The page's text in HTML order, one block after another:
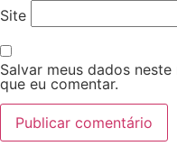
Site
Salvar meus dados
que eu comentar.